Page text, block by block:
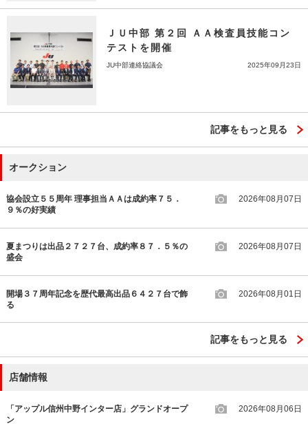
ＪＵ中部 第２回 ＡＡ検査員技能コン
テストを開催
JU中部連絡協議会 2025年09月23日
記事をもっと見る
オークション
協会設立５５周年 理事担当ＡＡは成約率７５．
９％の好実績
2026年08月07日
夏まつりは出品２７２７台、成約率８７．５％の
盛会
2026年08月07日
開場３７周年記念を歴代最高出品６４２７台で飾
る
2026年08月01日
記事をもっと見る
店舗情報
「アップル信州中野インター店」グランドオープ
ン
2026年08月06日